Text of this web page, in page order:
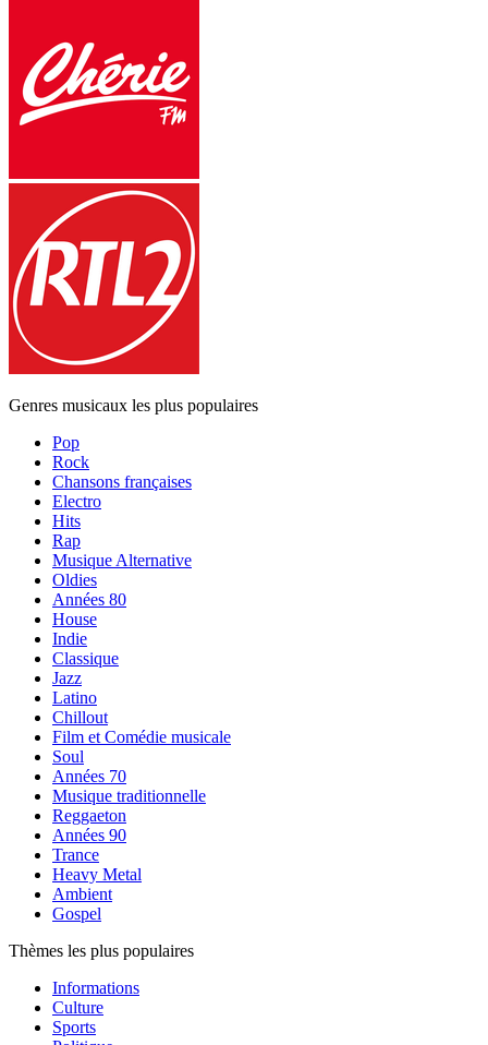
Genres musicaux les plus populaires
Pop
Rock
Chansons françaises
Electro
Hits
Rap
Musique Alternative
Oldies
Années 80
House
Indie
Classique
Jazz
Latino
Chillout
Film et Comédie musicale
Soul
Années 70
Musique traditionnelle
Reggaeton
Années 90
Trance
Heavy Metal
Ambient
Gospel
Thèmes les plus populaires
Informations
Culture
Sports